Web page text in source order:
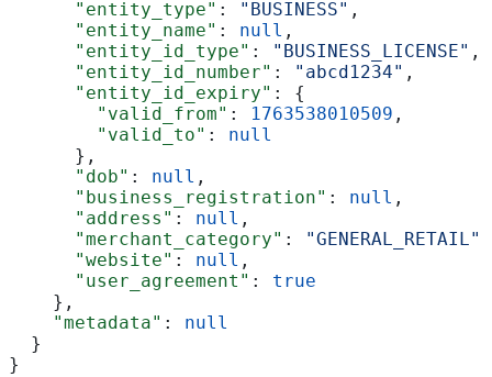
      "entity_type"
: "BUSINESS" ,
      "entity_name"
: null ,
      "entity_id_type"
: "BUSINESS_LICENSE" ,
      "entity_id_number"
: "abcd1234" ,
      "entity_id_expiry"
: {
        "valid_from"
: 1763538010509 ,
        "valid_to"
: null
      },
      "dob"
: null ,
      "business_registration"
: null ,
      "address"
: null ,
      "merchant_category"
: "GENERAL_RETAIL"
      "website"
: null ,
      "user_agreement"
: true
    },
    "metadata"
: null
  }
}